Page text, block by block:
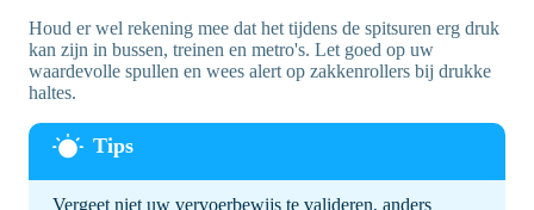
Houd er wel rekening mee dat het tijdens de spitsuren erg druk
kan zijn in bussen, treinen en metro's. Let goed op uw
waardevolle spullen en wees alert op zakkenrollers bij drukke
haltes.
Vergeet niet uw vervoerbewijs te valideren, anders